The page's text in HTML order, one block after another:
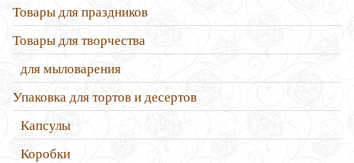
Товары для праздников
Товары для творчества
для мыловарения
Упаковка для тортов и десертов
Капсулы
Коробки